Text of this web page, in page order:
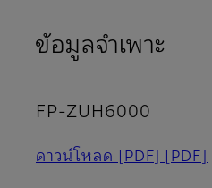
ข้อมูลจำเพาะ
FP-ZUH6000
ดาวน์โหลด [PDF] [PDF]